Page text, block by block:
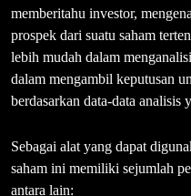
memberitahu investor,
prospek dari suatu saham
lebih mudah dalam
dalam mengambil keputusan
berdasarkan data-data analisis
Sebagai alat yang dapat
saham ini memiliki sejumlah
antara lain: